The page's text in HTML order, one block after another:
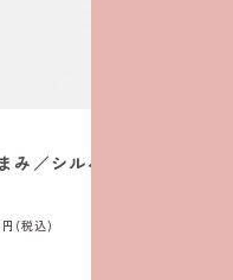
み／シルバ
円(税込)